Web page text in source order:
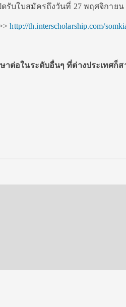
รับใบสมัครถึงวันที่ 27 พฤศจิกายน
http://th.interscholarship.com/
ต่อในระดับอื่นๆ ที่ต่างประเทศก็ส